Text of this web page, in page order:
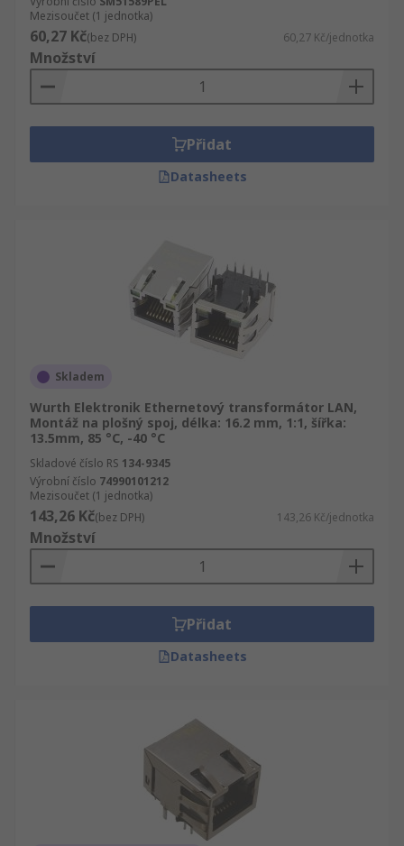
Mezisoučet (1 jednotka)
60,27 Kč(bez DPH) 60,27 Kč/jednotka
Množství
Přidat
Datasheets
Skladem
Wurth Elektronik Ethernetový transformátor LAN,
Montáž na plošný spoj, délka: 16.2 mm, 1:1, šířka:
13.5mm, 85 °C, -40 °C
Skladové číslo RS 134-9345
Výrobní číslo 74990101212
Mezisoučet (1 jednotka)
143,26 Kč(bez DPH) 143,26 Kč/jednotka
Množství
Přidat
Datasheets